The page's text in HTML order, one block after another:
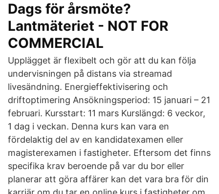
Dags för årsmöte?
Lantmäteriet - NOT FOR
COMMERCIAL
Upplägget är flexibelt och gör att du kan följa
undervisningen på distans via streamad
livesändning. Energieffektivisering och
driftoptimering Ansökningsperiod: 15 januari – 21
februari. Kursstart: 11 mars Kurslängd: 6 veckor,
1 dag i veckan. Denna kurs kan vara en
fördelaktig del av en kandidatexamen eller
magisterexamen i fastigheter. Eftersom det finns
specifika krav beroende på var du bor eller
planerar att göra affärer kan det vara bra för din